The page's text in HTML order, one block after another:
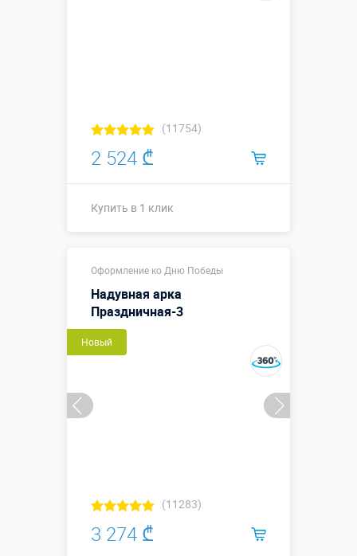
(11754)
2 524 ₾
Купить в 1 клик
Оформление ко Дню Победы
Надувная арка
Праздничная-3
Новый
(11283)
3 274 ₾